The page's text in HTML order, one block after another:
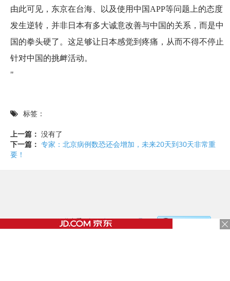
由此可见，东京在台海、以及使用中国APP等问题上的态度
发生逆转，并非日本有多大诚意改善与中国的关系，而是中
国的拳头硬了。这足够让日本感觉到疼痛，从而不得不停止
针对中国的挑衅活动。
"
标签：
上一篇： 没有了
下一篇： 专家：北京病例数恐还会增加，未来20天到30天非常重
要！
©2017 - 2020 / 信息看 /粤ICP备17153186号-2，